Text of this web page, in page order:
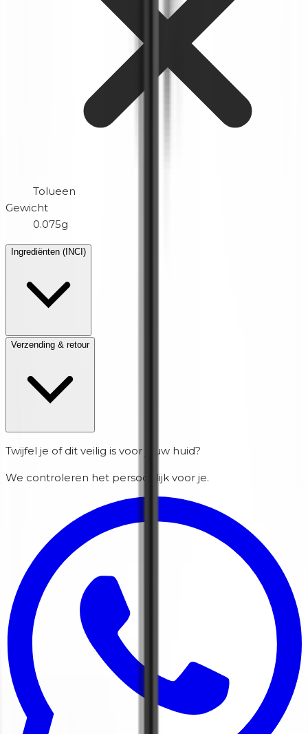
Tolueen
Gewicht
0.075g
Ingrediënten (INCI)
Verzending & retour
Twijfel je of dit veilig is voor jouw huid?
We controleren het persoonlijk voor je.